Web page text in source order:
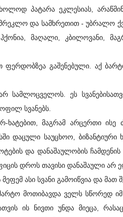
პატარა ეკლესიას,
და სამხრეთით - უბრალო
მაღალი, კბილოვანი,
გაშენებული. აქ
ეს
სვანებს.
ხატებით, მაგრამ არცერთი ისე
დაცული საუცხოო, ბიზანტიური
და დანაშაულობის ჩამდენის
დროს თავისი დანაშაული არ
ასი სვანი გამოიწვია და მათ
მოთიბავდა ველს სწორედ
ის ნივთი უნდა მიეცა,